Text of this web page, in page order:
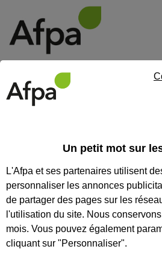
CODES
Un petit mot sur
L'Afpa et ses partenaires utilisent
personnaliser les annonces
de partager des pages sur les
l'utilisation du site. Nous
mois. Vous pouvez également
cliquant sur "Personnaliser".